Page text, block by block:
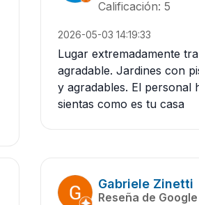
Calificación: 5
2026-05-03 14:19:33
Lugar extremadamente
agradable. Jardines con
y agradables. El personal
sientas como es tu casa
Gabriele Zinetti
Reseña de Google